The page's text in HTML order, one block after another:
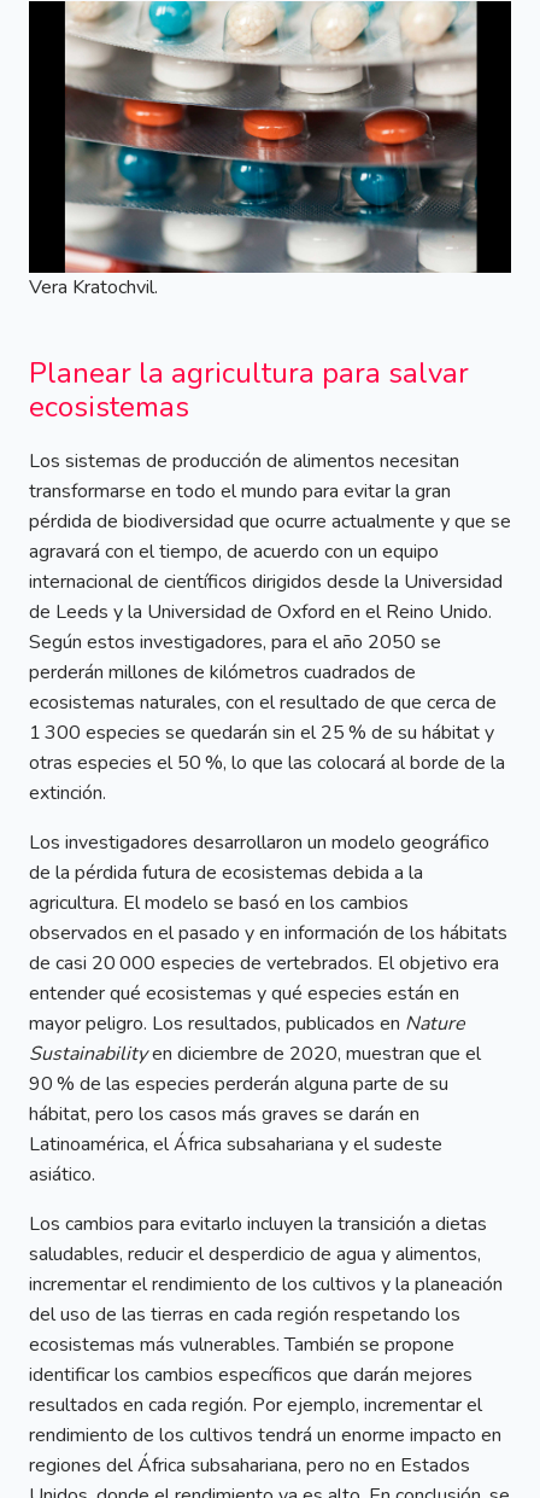
Vera Kratochvil.
Planear la agricultura para salvar
ecosistemas
Los sistemas de producción de alimentos necesitan
transformarse en todo el mundo para evitar la gran
pérdida de biodiversidad que ocurre actualmente y que se
agravará con el tiempo, de acuerdo con un equipo
internacional de científicos dirigidos desde la Universidad
de Leeds y la Universidad de Oxford en el Reino Unido.
Según estos investigadores, para el año 2050 se
perderán millones de kilómetros cuadrados de
ecosistemas naturales, con el resultado de que cerca de
1 300 especies se quedarán sin el 25 % de su hábitat y
otras especies el 50 %, lo que las colocará al borde de la
extinción.
Los investigadores desarrollaron un modelo geográfico
de la pérdida futura de ecosistemas debida a la
agricultura. El modelo se basó en los cambios
observados en el pasado y en información de los hábitats
de casi 20 000 especies de vertebrados. El objetivo era
entender qué ecosistemas y qué especies están en
mayor peligro. Los resultados, publicados en Nature
Sustainabilityen diciembre de 2020, muestran que el
90 % de las especies perderán alguna parte de su
hábitat, pero los casos más graves se darán en
Latinoamérica, el África subsahariana y el sudeste
asiático.
Los cambios para evitarlo incluyen la transición a dietas
saludables, reducir el desperdicio de agua y alimentos,
incrementar el rendimiento de los cultivos y la planeación
del uso de las tierras en cada región respetando los
ecosistemas más vulnerables. También se propone
identificar los cambios específicos que darán mejores
resultados en cada región. Por ejemplo, incrementar el
rendimiento de los cultivos tendrá un enorme impacto en
regiones del África subsahariana, pero no en Estados